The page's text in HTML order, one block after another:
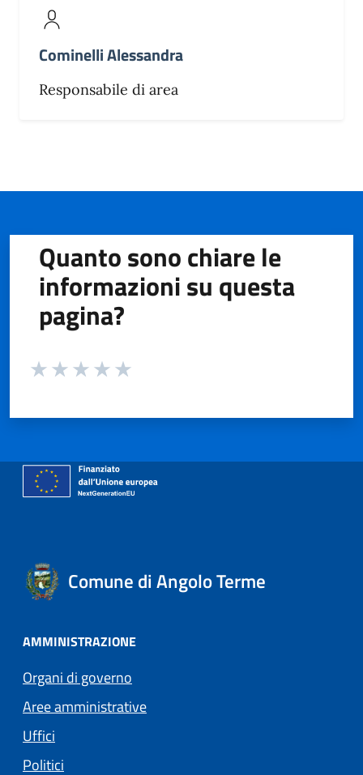
Cominelli Alessandra
Responsabile di area
Quanto sono chiare le
informazioni su questa
pagina?
Valuta da 1 a 5 stelle la pagina
Comune di Angolo Terme
AMMINISTRAZIONE
Organi di governo
Aree amministrative
Uffici
Politici